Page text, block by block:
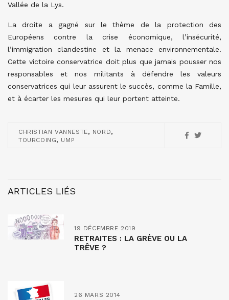
Vallée de la Lys.
La droite a gagné sur le thème de la protection des
Européens contre la crise économique, l’insécurité,
l’immigration clandestine et la menace environnementale.
Cette victoire conservatrice doit plus que jamais pousser nos
responsables et nos militants à défendre les valeurs
conservatrices qui leur assurent le succès, comme la Famille,
et à écarter les mesures qui leur portent atteinte.
CHRISTIAN VANNESTE, NORD,
TOURCOING, UMP
ARTICLES LIÉS
19 DÉCEMBRE 2019
RETRAITES : LA GRÈVE OU LA
TRÊVE ?
26 MARS 2014